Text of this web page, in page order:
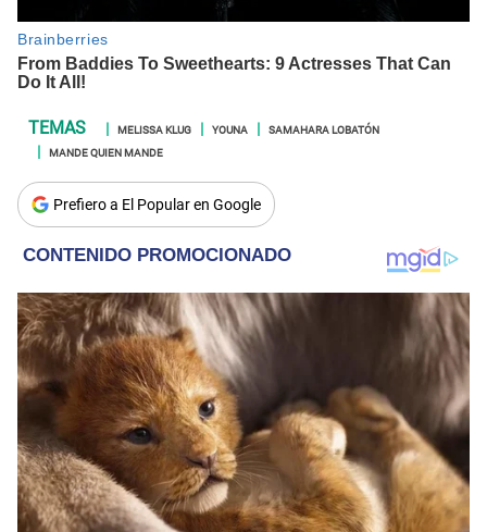
MELISSA KLUG YOUNA
SAMAHARA LOBATÓN
MANDE QUIEN MANDE
Prefiero a El Popular en Google